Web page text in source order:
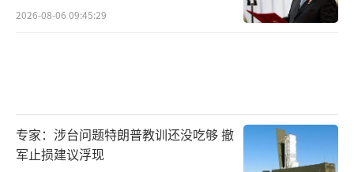
2026-08-06 09:45:29
专家：涉台问题特朗普教训还没吃够 撤
军止损建议浮现